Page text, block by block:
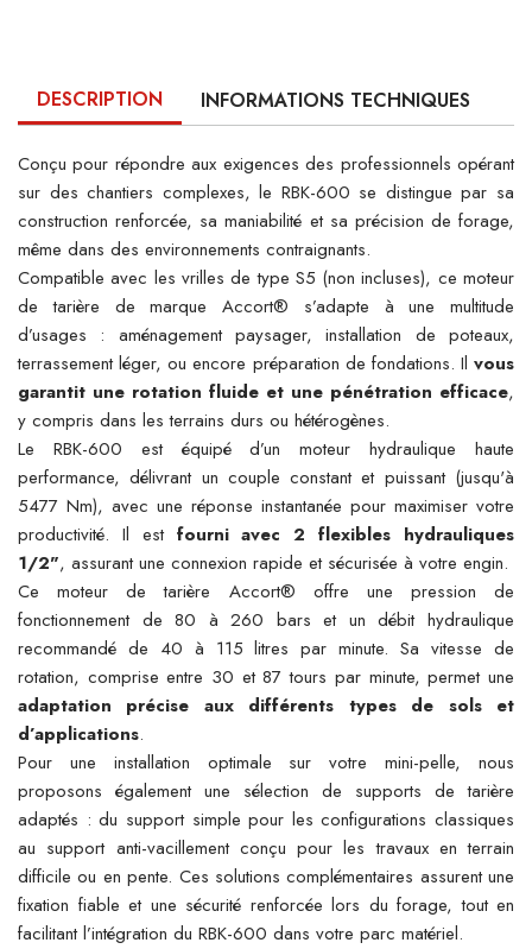
DESCRIPTION INFORMATIONS TECHNIQUES
Conçu pour répondre aux exigences des professionnels opérant
sur des chantiers complexes, le RBK-600 se distingue par sa
construction renforcée, sa maniabilité et sa précision de forage,
même dans des environnements contraignants.
Compatible avec les vrilles de type S5 (non incluses), ce moteur
de tarière de marque Accort® s’adapte à une multitude
d’usages : aménagement paysager, installation de poteaux,
terrassement léger, ou encore préparation de fondations. Il vous
garantit une rotation fluide et une pénétration efficace,
y compris dans les terrains durs ou hétérogènes.
Le RBK-600 est équipé d’un moteur hydraulique haute
performance, délivrant un couple constant et puissant (jusqu'à
5477 Nm), avec une réponse instantanée pour maximiser votre
productivité. Il est fourni avec 2 flexibles hydrauliques
1/2", assurant une connexion rapide et sécurisée à votre engin.
Ce moteur de tarière Accort® offre une pression de
fonctionnement de 80 à 260 bars et un débit hydraulique
recommandé de 40 à 115 litres par minute. Sa vitesse de
rotation, comprise entre 30 et 87 tours par minute, permet une
adaptation précise aux différents types de sols et
d’applications.
Pour une installation optimale sur votre mini-pelle, nous
proposons également une sélection de supports de tarière
adaptés : du support simple pour les configurations classiques
au support anti-vacillement conçu pour les travaux en terrain
difficile ou en pente. Ces solutions complémentaires assurent une
fixation fiable et une sécurité renforcée lors du forage, tout en
facilitant l’intégration du RBK-600 dans votre parc matériel.